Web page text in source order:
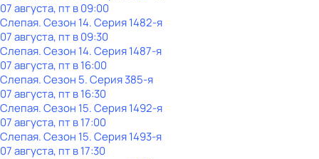
07 августа, пт в 09:00
Слепая. Сезон 14. Серия 1482-я
07 августа, пт в 09:30
Слепая. Сезон 14. Серия 1487-я
07 августа, пт в 16:00
Слепая. Сезон 5. Серия 385-я
07 августа, пт в 16:30
Слепая. Сезон 15. Серия 1492-я
07 августа, пт в 17:00
Слепая. Сезон 15. Серия 1493-я
07 августа, пт в 17:30